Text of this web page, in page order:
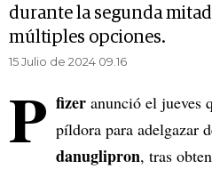
durante la segunda
múltiples opciones.
15 Julio de 2024 09.16
P fizer anunció el jueves
píldora para adelgazar
danuglipron, tras